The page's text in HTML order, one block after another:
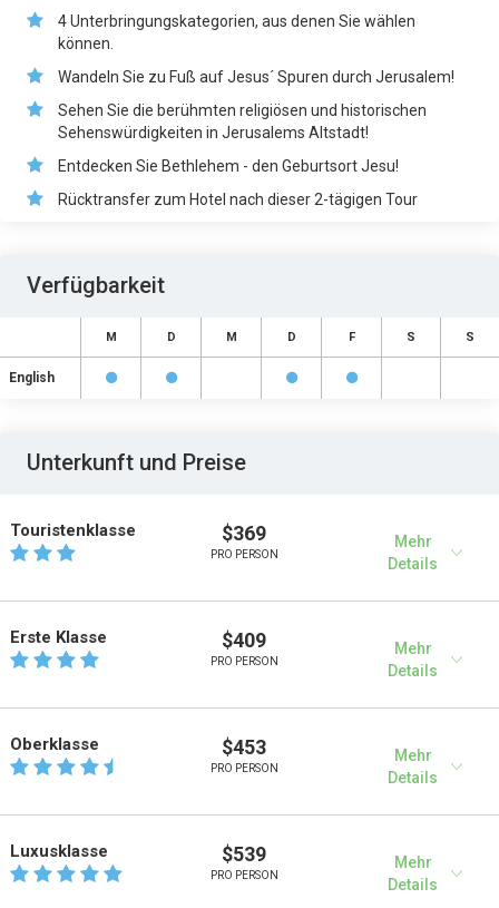
4 Unterbringungskategorien, aus denen Sie wählen
können.
Wandeln Sie zu Fuß auf Jesus´ Spuren durch Jerusalem!
Sehen Sie die berühmten religiösen und historischen
Sehenswürdigkeiten in Jerusalems Altstadt!
Entdecken Sie Bethlehem - den Geburtsort Jesu!
Rücktransfer zum Hotel nach dieser 2-tägigen Tour
Verfügbarkeit
M D M D F S S
English
Unterkunft und Preise
Touristenklasse $369
PRO PERSON
Mehr
Details
Erste Klasse $409
PRO PERSON
Mehr
Details
Oberklasse $453
PRO PERSON
Mehr
Details
Luxusklasse $539
PRO PERSON
Mehr
Details